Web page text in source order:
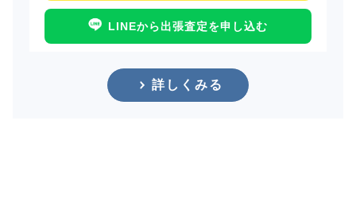
LINEから出張査定を申し込む
詳しくみる